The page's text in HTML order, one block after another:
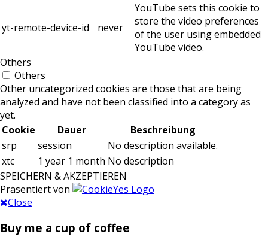
yt-remote-device-id never
YouTube sets this cookie to
store the video preferences
of the user using embedded
YouTube video.
Others
Others
Other uncategorized cookies are those that are being
analyzed and have not been classified into a category as
yet.
Cookie
Dauer
Beschreibung
srp
session
No description available.
xtc
1 year 1 month No description
SPEICHERN & AKZEPTIEREN
Präsentiert von
Close
Buy me a cup of coffee